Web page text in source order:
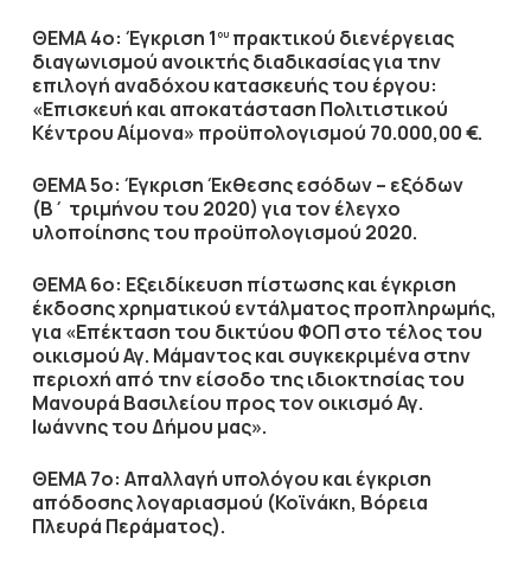
ΘΕΜΑ 4ο: Έγκριση 1 ουπρακτικού διενέργειας
διαγωνισμού ανοικτής διαδικασίας για την
επιλογή αναδόχου κατασκευής του έργου:
«Επισκευή και αποκατάσταση Πολιτιστικού
Κέντρου Αίμονα» προϋπολογισμού 70.000,00 €.
ΘΕΜΑ 5ο: Έγκριση Έκθεσης εσόδων – εξόδων
(Β΄ τριμήνου του 2020) για τον έλεγχο
υλοποίησης του προϋπολογισμού 2020.
ΘΕΜΑ 6ο: Εξειδίκευση πίστωσης και έγκριση
έκδοσης χρηματικού εντάλματος προπληρωμής,
για «Επέκταση του δικτύου ΦΟΠ στο τέλος του
οικισμού Αγ. Μάμαντος και συγκεκριμένα στην
περιοχή από την είσοδο της ιδιοκτησίας του
Μανουρά Βασιλείου προς τον οικισμό Αγ.
Ιωάννης του Δήμου μας».
ΘΕΜΑ 7ο: Απαλλαγή υπολόγου και έγκριση
απόδοσης λογαριασμού (Κοϊνάκη, Βόρεια
Πλευρά Περάματος).